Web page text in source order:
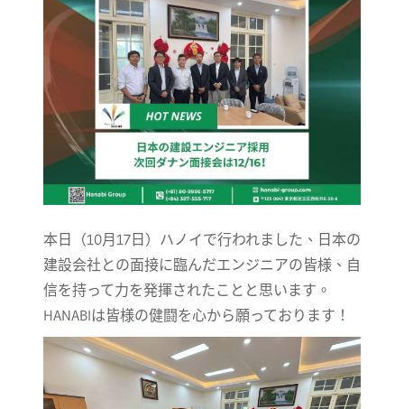
本日（10月17日）ハノイで行われました、日本の
建設会社との面接に臨んだエンジニアの皆様、自
信を持って力を発揮されたことと思います。
HANABIは皆様の健闘を心から願っております！